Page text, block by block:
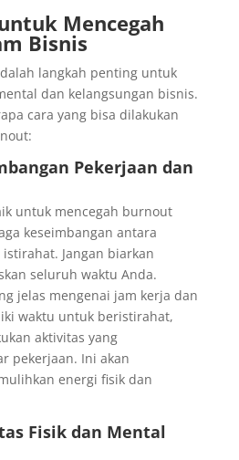
Mencegah
Bisnis
langkah penting untuk
dan kelangsungan bisnis.
cara yang bisa dilakukan
Pekerjaan dan
untuk mencegah burnout
keseimbangan antara
Jangan biarkan
seluruh waktu Anda.
jelas mengenai jam kerja dan
waktu untuk beristirahat,
aktivitas yang
pekerjaan. Ini akan
energi fisik dan
Fisik dan Mental